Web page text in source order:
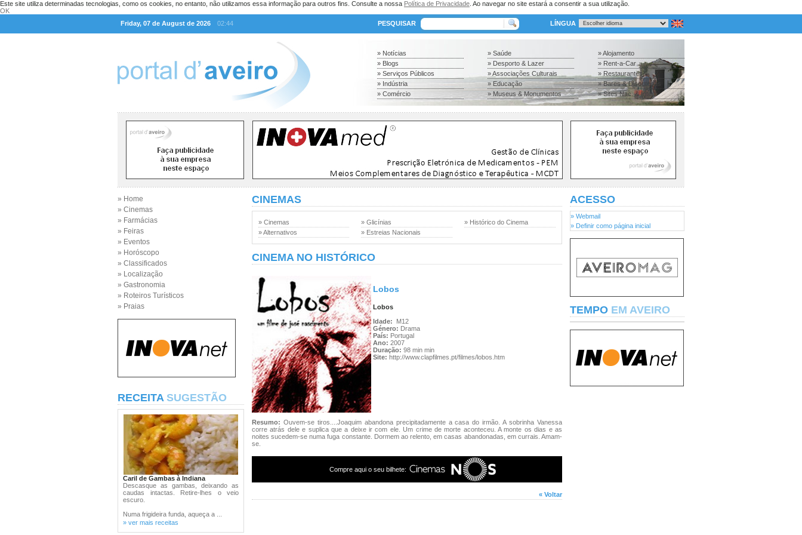
Este site utiliza determinadas tecnologias, como os cookies, no entanto, não utilizamos essa informação para outros fins. Consulte a nossa Política de Privacidade . Ao navegar no site estará a consentir a sua utilização.
OK
Friday, 07 de August de 2026
02:44 PESQUISAR LÍNGUA
» Notícias
» Blogs
» Serviços Públicos
» Indústria
» Comércio
» Saúde
» Desporto & Lazer
» Associações Culturais
» Educação
» Museus & Monumentos
» Alojamento
» Rent-a-Car
» Restaurantes
» Bares & Discotecas
» Sites Nac. & Inter.
» Home
» Cinemas
» Farmácias
» Feiras
» Eventos
» Horóscopo
» Classificados
» Localização
» Gastronomia
» Roteiros Turísticos
» Praias
RECEITA SUGESTÃO
Caril de Gambas à Indiana
Descasque as gambas, deixando as
caudas intactas. Retire-lhes o veio
escuro.
Numa frigideira funda, aqueça a ...
» ver mais receitas
CINEMAS
» Cinemas
» Alternativos
» Glicínias
» Estreias Nacionais
» Histórico do Cinema
CINEMA NO HISTÓRICO
Lobos
Lobos
Idade:
M12
Género: Drama
País: Portugal
Ano: 2007
Duração: 98 min min
Site: http://www.clapfilmes.pt/filmes/lobos.htm
Resumo: Ouvem-se tiros....Joaquim abandona precipitadamente a casa do irmão. A sobrinha Vanessa
corre atrás dele e suplica que a deixe ir com ele. Um crime de morte aconteceu. A monte os dias e as
noites sucedem-se numa fuga constante. Dormem ao relento, em casas abandonadas, em currais. Amam-
se.
Compre aqui o seu bilhete:
« Voltar
ACESSO
» Webmail
» Definir como página inicial
TEMPO EM AVEIRO